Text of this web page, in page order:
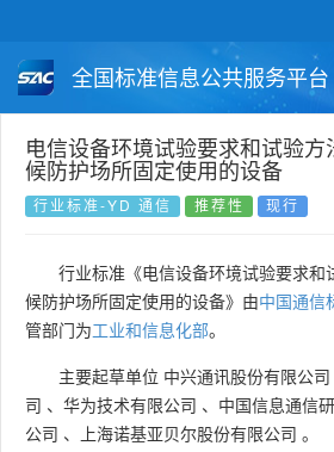
全国标准信息公共服务平台
国家标准 行业标准
团体标准 企业标准
国外标准 技术委员会
电信设备环境试验要求和试验
候防护场所固定使用的设备
行业标准-YD 通信 推荐性 现行
行业标准《电信设备环境试验要求和
候防护场所固定使用的设备》由中国通信
管部门为工业和信息化部。
主要起草单位 中兴通讯股份有限公司
司 、 华为技术有限公司 、 中国信息通信
公司 、 上海诺基亚贝尔股份有限公司 。